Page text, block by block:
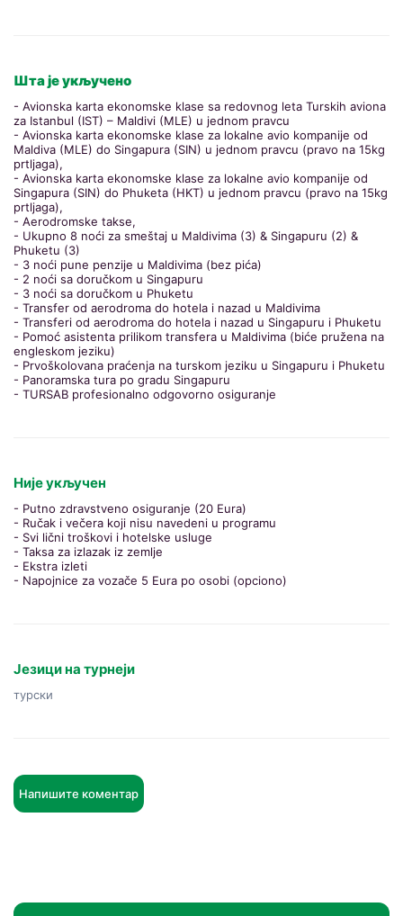
Шта је укључено
- Avionska karta ekonomske klase sa redovnog leta Turskih aviona
za Istanbul (IST) – Maldivi (MLE) u jednom pravcu
- Avionska karta ekonomske klase za lokalne avio kompanije od
Maldiva (MLE) do Singapura (SIN) u jednom pravcu (pravo na 15kg
prtljaga),
- Avionska karta ekonomske klase za lokalne avio kompanije od
Singapura (SIN) do Phuketa (HKT) u jednom pravcu (pravo na 15kg
prtljaga),
- Aerodromske takse,
- Ukupno 8 noći za smeštaj u Maldivima (3) & Singapuru (2) &
Phuketu (3)
- 3 noći pune penzije u Maldivima (bez pića)
- 2 noći sa doručkom u Singapuru
- 3 noći sa doručkom u Phuketu
- Transfer od aerodroma do hotela i nazad u Maldivima
- Transferi od aerodroma do hotela i nazad u Singapuru i Phuketu
- Pomoć asistenta prilikom transfera u Maldivima (biće pružena na
engleskom jeziku)
- Prvoškolovana praćenja na turskom jeziku u Singapuru i Phuketu
- Panoramska tura po gradu Singapuru
- TURSAB profesionalno odgovorno osiguranje
Није укључен
- Putno zdravstveno osiguranje (20 Eura)
- Ručak i večera koji nisu navedeni u programu
- Svi lični troškovi i hotelske usluge
- Taksa za izlazak iz zemlje
- Ekstra izleti
- Napojnice za vozače 5 Eura po osobi (opciono)
Језици на турнеји
турски
Напишите коментар